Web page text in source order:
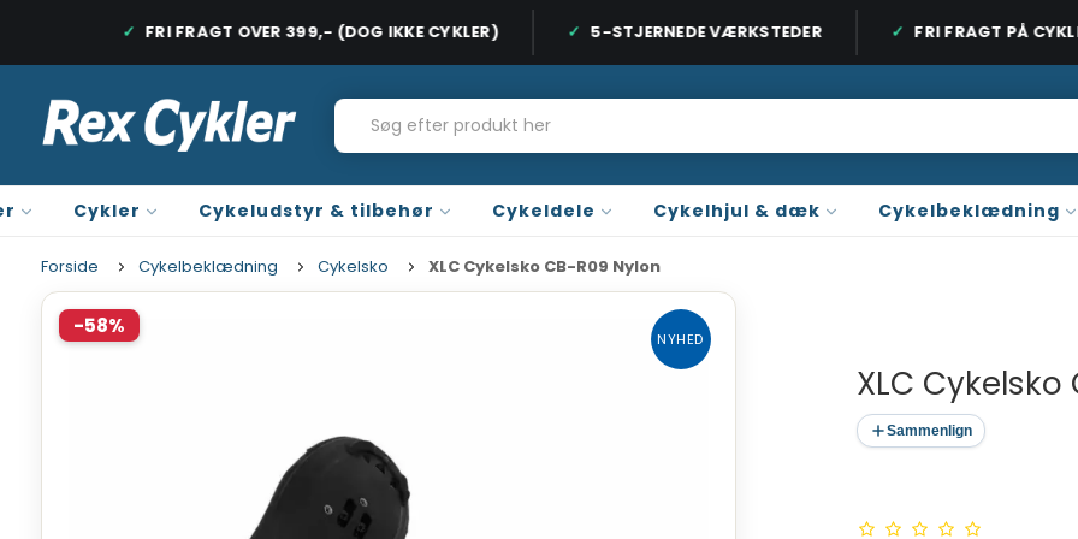
FRI FRAGT OVER 399,- (DOG IKKE CYKLER) 5-STJERNEDE VÆRKSTEDER FRI FRAGT PÅ
Cykler Cykeludstyr & tilbehør Cykeldele Cykelhjul & dæk Cykelbeklædning
HURTIG LEVERING, 1-2 HVERDAGE FRI FRAGT PÅ ORDRE OVER 899 KR. / CYKLER OVER 9.999 KR. 3 BUTIKKER PÅ
Forside Cykelbeklædning Cykelsko XLC Cykelsko CB-R09 Nylon
NYHED
-58%
XLC Cykelsko
Sammenlign